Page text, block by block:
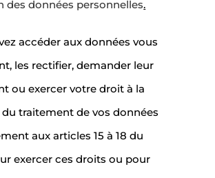
des données personnelles.
accéder aux données vous
les rectifier, demander leur
ou exercer votre droit à la
traitement de vos données
aux articles 15 à 18 du
exercer ces droits ou pour